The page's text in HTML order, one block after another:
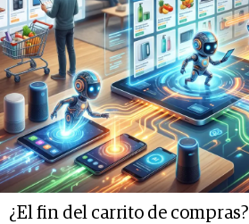
¿El fin del carrito de